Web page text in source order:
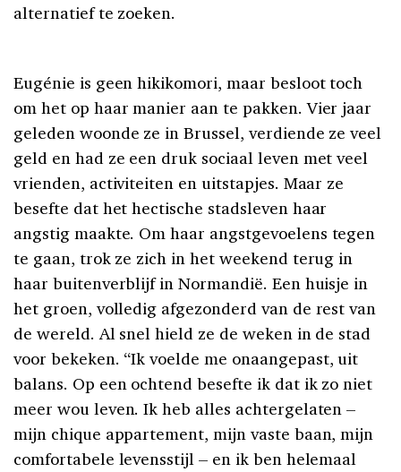
alternatief te zoeken.
Eugénie is geen hikikomori, maar besloot toch
om het op haar manier aan te pakken. Vier jaar
geleden woonde ze in Brussel, verdiende ze veel
geld en had ze een druk sociaal leven met veel
vrienden, activiteiten en uitstapjes. Maar ze
besefte dat het hectische stadsleven haar
angstig maakte. Om haar angstgevoelens tegen
te gaan, trok ze zich in het weekend terug in
haar buitenverblijf in Normandië. Een huisje in
het groen, volledig afgezonderd van de rest van
de wereld. Al snel hield ze de weken in de stad
voor bekeken. “Ik voelde me onaangepast, uit
balans. Op een ochtend besefte ik dat ik zo niet
meer wou leven. Ik heb alles achtergelaten –
mijn chique appartement, mijn vaste baan, mijn
comfortabele levensstijl – en ik ben helemaal